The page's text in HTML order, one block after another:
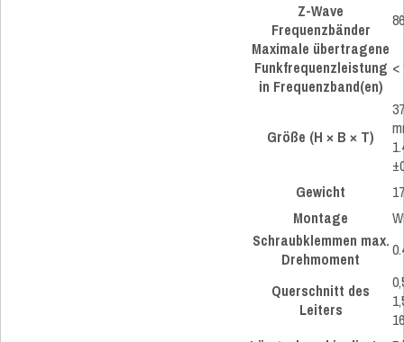
Z-Wave
Frequenzbänder
Maximale übertragene
Funkfrequenzleistung
in Frequenzband(en)
<
Größe (H × B × T)
Gewicht
Montage
Schraubklemmen max.
Drehmoment
Querschnitt des
Leiters